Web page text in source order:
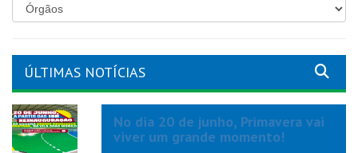
ÚLTIMAS NOTÍCIAS
No dia 20 de junho, Primavera vai
viver um grande momento!